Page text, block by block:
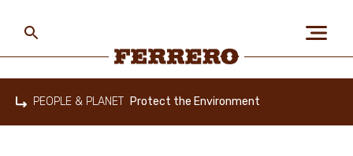
O NAS
main
content
PEOPLE & PLANET Protect the Environment